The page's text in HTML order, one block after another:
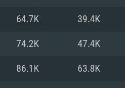
64.7K 39.4K
74.2K 47.4K
86.1K 63.8K